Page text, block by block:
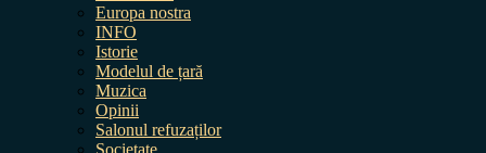
Europa nostra
INFO
Istorie
Modelul de țară
Muzica
Opinii
Salonul refuzaților